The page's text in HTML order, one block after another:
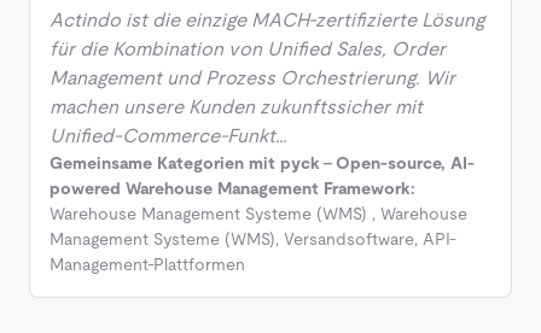
Actindo ist die einzige MACH-zertifizierte Lösung
für die Kombination von Unified Sales, Order
Management und Prozess Orchestrierung. Wir
machen unsere Kunden zukunftssicher mit
Unified-Commerce-Funkt…
Gemeinsame Kategorien mit pyck - Open-source, AI-
powered Warehouse Management Framework:
Warehouse Management Systeme (WMS) , Warehouse
Management Systeme (WMS), Versandsoftware, API-
Management-Plattformen